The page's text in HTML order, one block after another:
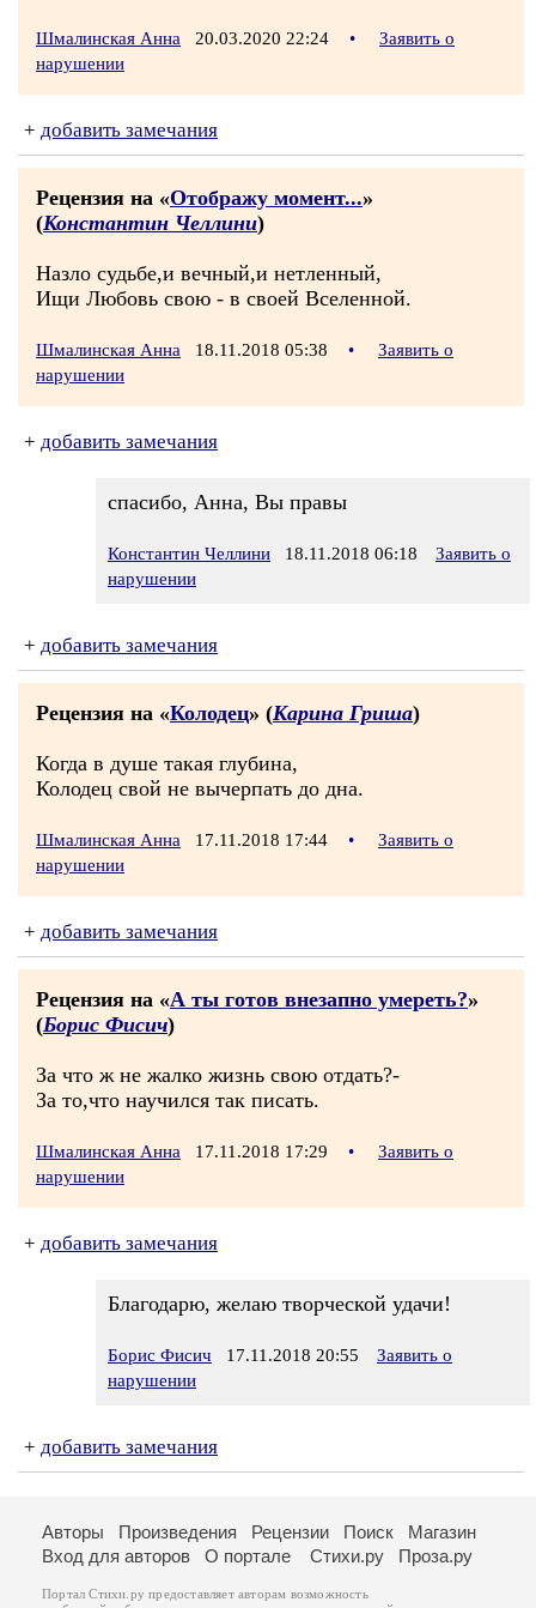
Шмалинская Анна 20.03.2020 22:24 •
Заявить о
нарушении
+ добавить замечания
Рецензия на «Отображу момент...»
(Константин Челлини)
Назло судьбе,и вечный,и нетленный,
Ищи Любовь свою - в своей Вселенной.
Шмалинская Анна 18.11.2018 05:38 •
Заявить о
нарушении
+ добавить замечания
спасибо, Анна, Вы правы
Константин Челлини 18.11.2018 06:18
Заявить о
нарушении
+ добавить замечания
Рецензия на «Колодец» (Карина Гриша)
Когда в душе такая глубина,
Колодец свой не вычерпать до дна.
Шмалинская Анна 17.11.2018 17:44 •
Заявить о
нарушении
+ добавить замечания
Рецензия на «А ты готов внезапно умереть?»
(Борис Фисич)
За что ж не жалко жизнь свою отдать?-
За то,что научился так писать.
Шмалинская Анна 17.11.2018 17:29 •
Заявить о
нарушении
+ добавить замечания
Благодарю, желаю творческой удачи!
Борис Фисич 17.11.2018 20:55
Заявить о
нарушении
+ добавить замечания
Авторы Произведения Рецензии Поиск
Магазин
Вход для авторов
О портале Стихи.ру Проза.ру
Портал Стихи.ру предоставляет авторам возможность